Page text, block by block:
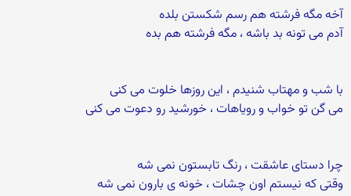
آخه مگه فرشته هم رسم شکستن بلده
آدم می تونه بد باشه ، مگه فرشته هم بده
با شب و مهتاب شنیدم ، این روزها خلوت می کنی
می گن تو خواب و رویاهات ، خورشید رو دعوت می کنی
چرا دستای عاشقت ، رنگ تابستون نمی شه
وقتی که نیستم اون چشات ، خونه ی بارون نمی شه